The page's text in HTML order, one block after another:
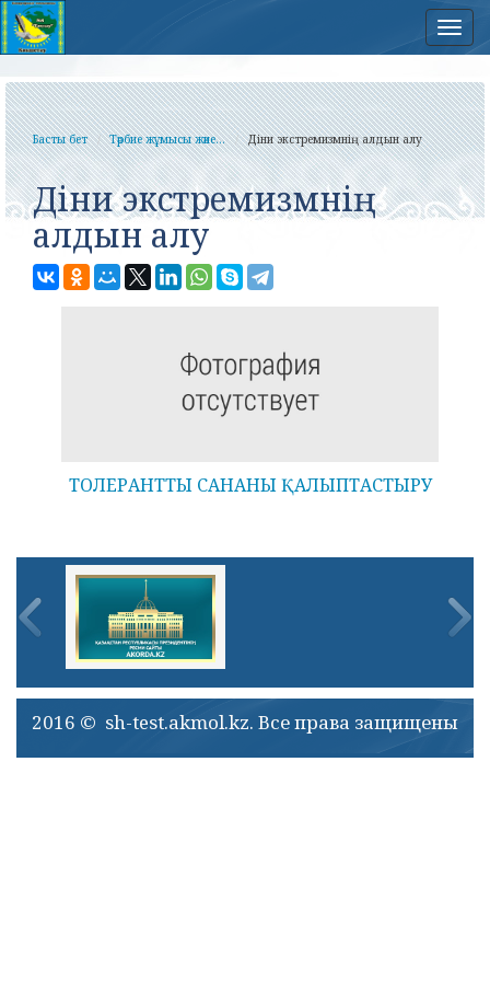
Басты бет Тәрбие жұмысы және... Діни экстремизмнің алдын алу
Діни экстремизмнің
алдын алу
ТОЛЕРАНТТЫ САНАНЫ ҚАЛЫПТАСТЫРУ
2016 © sh-test.akmol.kz. Все права защищены